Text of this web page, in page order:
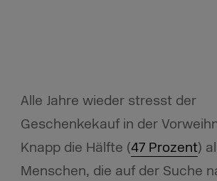
Alle Jahre wieder stresst der
Geschenkekauf in der
Knapp die Hälfte (47 Prozent)
Menschen, die auf der Suche